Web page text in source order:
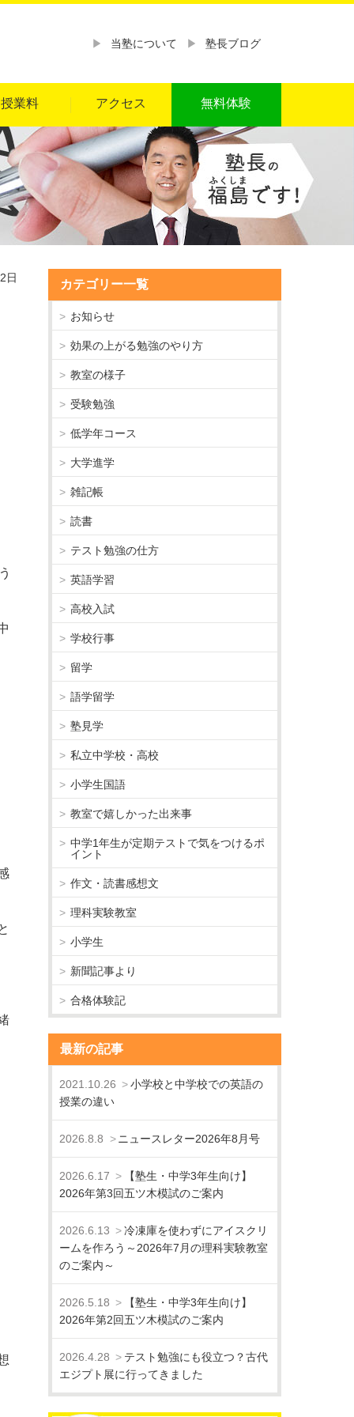
当塾について 塾長ブログ
授業料 アクセス 無料体験
日 カテゴリー一覧
お知らせ
効果の上がる勉強のやり方
教室の様子
受験勉強
低学年コース
大学進学
雑記帳
読書
テスト勉強の仕方
英語学習
高校入試
学校行事
留学
語学留学
塾見学
私立中学校・高校
小学生国語
教室で嬉しかった出来事
中学1年生が定期テストで気をつけるポ
イント
作文・読書感想文
理科実験教室
小学生
新聞記事より
合格体験記
最新の記事
2021.10.26
小学校と中学校での英語の
授業の違い
2026.8.8 ニュースレター2026年8月号
2026.6.17
【塾生・中学3年生向け】
2026年第3回五ツ木模試のご案内
2026.6.13
冷凍庫を使わずにアイスクリ
ームを作ろう～2026年7月の理科実験教室
のご案内～
2026.5.18
【塾生・中学3年生向け】
2026年第2回五ツ木模試のご案内
2026.4.28
テスト勉強にも役立つ？古代
エジプト展に行ってきました